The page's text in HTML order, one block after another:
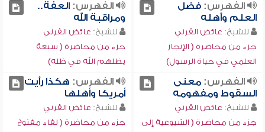
الفهرس:فضل
العلم وأهله
للشيخ: عائض القرني
جزء من محاضرة ( الإنجاز
العلمي في حياة الرسول)
الفهرس:العفة..
ومراقبة الله
للشيخ: عائض القرني
جزء من محاضرة ( سبعة
يظلهم الله في ظله)
الفهرس:معنى
السقوط ومفهومه
للشيخ: عائض القرني
جزء من محاضرة ( الشيوعية إلى
الفهرس: هكذا رأيت
أمريكا وأهلها
للشيخ: عائض القرني
جزء من محاضرة ( لقاء مفتوح